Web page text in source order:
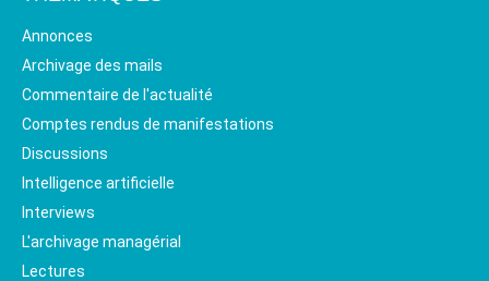
Annonces
Archivage des mails
Commentaire de l'actualité
Comptes rendus de manifestations
Discussions
Intelligence artificielle
Interviews
L'archivage managérial
Lectures